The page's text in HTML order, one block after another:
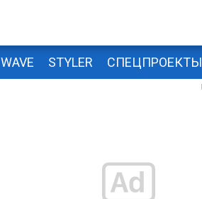
WAVE STYLER СПЕЦПРОЕКТЫ